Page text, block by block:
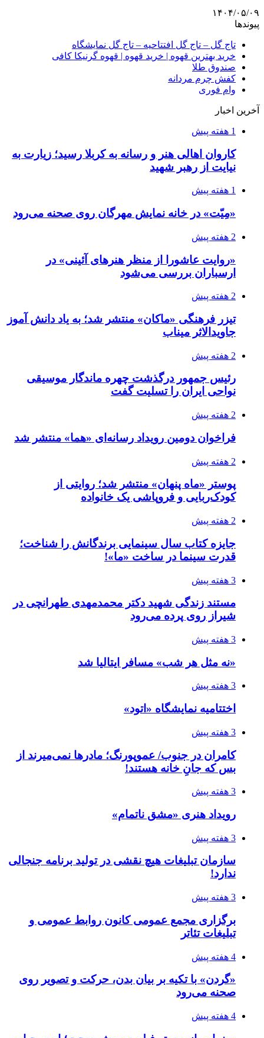
۱۴۰۴/۰۵/۰۹
پیوندها
تاج گل – تاج گل افتتاحیه – تاج گل نمایشگاه
خرید بهترین قهوه | خرید قهوه | قهوه گرنیکا کافی
صندوق طلا
کفش چرم مردانه
وام فوری
آخرین اخبار
1 هفته پیش
کاروان اهالی هنر و رسانه به کربلا رسید؛ زیارت به
نیایت از رهبر شهید
1 هفته پیش
«مِیّت» در خانه نمایش مهرگان روی صحنه می‌رود
2 هفته پیش
«روایت عاشورا از منظر هنرهای آئینی» در
ارسباران بررسی می‌شود
2 هفته پیش
تیزر فرهنگی «ماکان» منتشر شد؛ به یاد دانش آموز
جاویدالاثر میناب
2 هفته پیش
رئیس جمهور درگذشت چهره ماندگار موسیقی
نواحی ایران را تسلیت گفت
2 هفته پیش
فراخوان دومین رویداد رسانه‌ای «هما» منتشر شد
2 هفته پیش
پوستر «ماه پنهان» منتشر شد؛ روایتی از
کودک‌ربایی و فروپاشی یک خانواده
2 هفته پیش
جایزه کتاب سال سینمایی برندگانش را شناخت؛
قدرت سینما در ساخت «ما»!
3 هفته پیش
مستند زندگی شهید دکتر محمدمهدی طهرانچی در
شیراز روی پرده می‌رود
3 هفته پیش
«نه مثل هر شب» مسافر ایتالیا شد
3 هفته پیش
اختتامیه نمایشگاه «اتود»
3 هفته پیش
کامران در جنوب/ عموپورنگ؛ مادرها نمی‌میرند از
بس که جانِ خانه هستند!
3 هفته پیش
رویداد هنری «مشق ناتمام»
3 هفته پیش
سازمان تبلیغات هیچ نقشی در تولید برنامه جنجالی
ندارد!
3 هفته پیش
برگزاری مجمع عمومی کانون روابط عمومی و
تبلیغات تئاتر
4 هفته پیش
«گردن» با تکیه بر بیان بدن، حرکت و تصویر روی
صحنه می‌رود
4 هفته پیش